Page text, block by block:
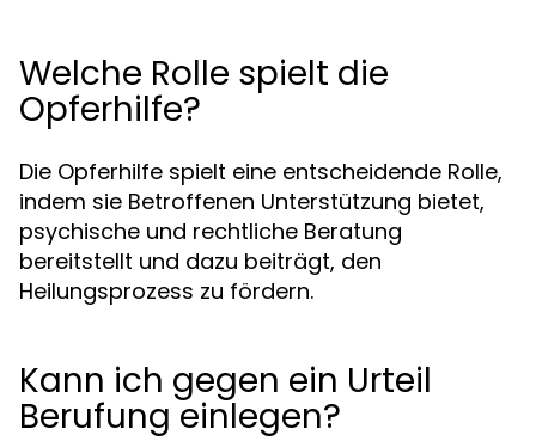
Welche Rolle spielt die
Opferhilfe?
Die Opferhilfe spielt eine entscheidende Rolle,
indem sie Betroffenen Unterstützung bietet,
psychische und rechtliche Beratung
bereitstellt und dazu beiträgt, den
Heilungsprozess zu fördern.
Kann ich gegen ein Urteil
Berufung einlegen?